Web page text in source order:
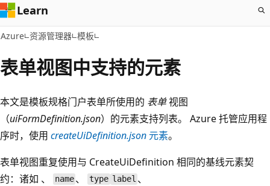
Learn
Azure 资源管理器 模板
表单视图中支持的元素
本文是模板规格门户表单所使用的 表单视图
（uiFormDefinition.json）的元素支持列表。 Azure 托管应用程
序时，使用 createUiDefinition.json 元素。
表单视图重复使用与 CreateUiDefinition 相同的基线元素契
约：诸如 、
name 、type label 、